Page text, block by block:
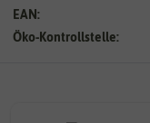
EAN:
Öko-Kontrollstelle: